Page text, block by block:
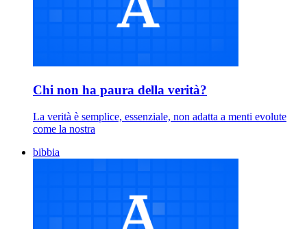
Chi non ha paura della verità?
La verità è semplice, essenziale, non adatta a menti evolute
come la nostra
bibbia